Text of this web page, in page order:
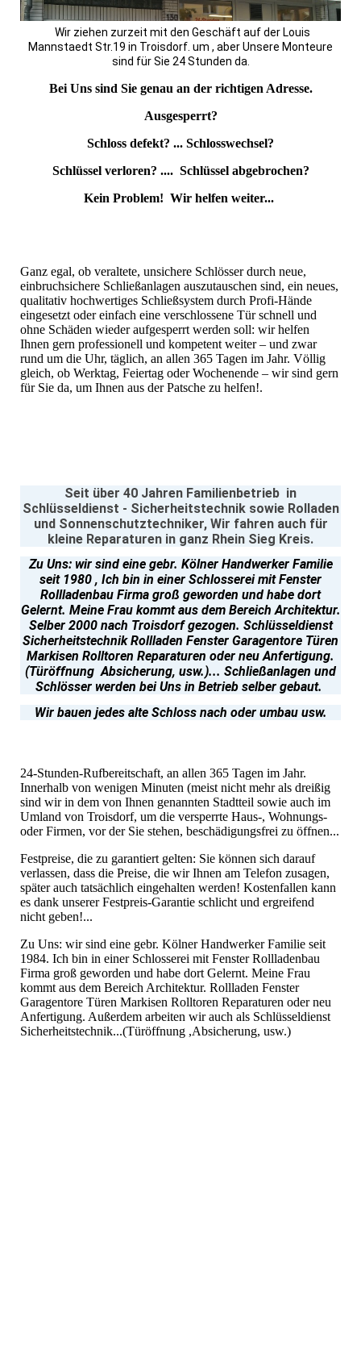
Wir ziehen zurzeit mit den Geschäft auf der Louis
Mannstaedt Str.19 in Troisdorf. um , aber Unsere Monteure
sind für Sie 24 Stunden da.
Bei Uns sind Sie genau an der richtigen Adresse.
Ausgesperrt?
Schloss defekt? ... Schlosswechsel?
Schlüssel verloren? .... Schlüssel abgebrochen?
Kein Problem! Wir helfen weiter...
Ganz egal, ob veraltete, unsichere Schlösser durch neue,
einbruchsichere Schließanlagen auszutauschen sind, ein neues,
qualitativ hochwertiges Schließsystem durch Profi-Hände
eingesetzt oder einfach eine verschlossene Tür schnell und
ohne Schäden wieder aufgesperrt werden soll: wir helfen
Ihnen gern professionell und kompetent weiter – und zwar
rund um die Uhr, täglich, an allen 365 Tagen im Jahr. Völlig
gleich, ob Werktag, Feiertag oder Wochenende – wir sind gern
für Sie da, um Ihnen aus der Patsche zu helfen!.
Seit über 40 Jahren Familienbetrieb in
Schlüsseldienst - Sicherheitstechnik sowie Rolladen
und Sonnenschutztechniker, Wir fahren auch für
kleine Reparaturen in ganz Rhein Sieg Kreis.
Zu Uns: wir sind eine gebr. Kölner Handwerker Familie
seit 1980 , Ich bin in einer Schlosserei mit Fenster
Rollladenbau Firma groß geworden und habe dort
Gelernt. Meine Frau kommt aus dem Bereich Architektur.
Selber 2000 nach Troisdorf gezogen. Schlüsseldienst
SicherheitstechnikRollladen Fenster Garagentore Türen
Markisen Rolltoren Reparaturen oder neu Anfertigung.
(Türöffnung Absicherung, usw.)... Schließanlagen und
Schlösser werden bei Uns in Betrieb selber gebaut.
Wir bauen jedes alte Schloss nach oder umbau usw.
24-Stunden-Rufbereitschaft, an allen 365 Tagen im Jahr.
Innerhalb von wenigen Minuten (meist nicht mehr als dreißig
sind wir in dem von Ihnen genannten Stadtteil sowie auch im
Umland von Troisdorf, um die versperrte Haus-, Wohnungs-
oder Firmen, vor der Sie stehen, beschädigungsfrei zu öffnen...
Festpreise, die zu garantiert gelten: Sie können sich darauf
verlassen, dass die Preise, die wir Ihnen am Telefon zusagen,
später auch tatsächlich eingehalten werden! Kostenfallen kann
es dank unserer Festpreis-Garantie schlicht und ergreifend
nicht geben!...
Zu Uns: wir sind eine gebr. Kölner Handwerker Familie seit
1984. Ich bin in einer Schlosserei mit Fenster Rollladenbau
Firma groß geworden und habe dort Gelernt. Meine Frau
kommt aus dem Bereich Architektur. Rollladen Fenster
Garagentore Türen Markisen Rolltoren Reparaturen oder neu
Anfertigung. Außerdem arbeiten wir auch als Schlüsseldienst
Sicherheitstechnik...(Türöffnung ,Absicherung, usw.)